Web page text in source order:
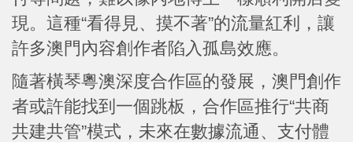
現。這種“看得見、摸不著”的流量紅利，讓
許多澳門內容創作者陷入孤島效應。
隨著橫琴粵澳深度合作區的發展，澳門創作
者或許能找到一個跳板，合作區推行“共商
共建共管”模式，未來在數據流通、支付體